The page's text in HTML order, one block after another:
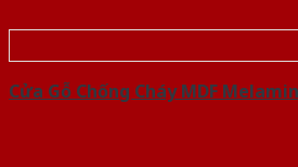
Cửa Gỗ Chống Cháy MDF